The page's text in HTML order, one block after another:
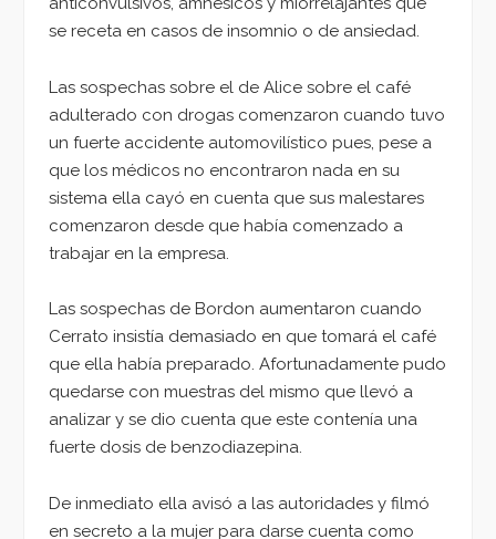
se receta en casos de insomnio o de ansiedad.
Las sospechas sobre el de Alice sobre el café
adulterado con drogas comenzaron cuando tuvo
un fuerte accidente automovilístico pues, pese a
que los médicos no encontraron nada en su
sistema ella cayó en cuenta que sus malestares
comenzaron desde que había comenzado a
trabajar en la empresa.
Las sospechas de Bordon aumentaron cuando
Cerrato insistía demasiado en que tomará el café
que ella había preparado. Afortunadamente pudo
quedarse con muestras del mismo que llevó a
analizar y se dio cuenta que este contenía una
fuerte dosis de benzodiazepina.
De inmediato ella avisó a las autoridades y filmó
en secreto a la mujer para darse cuenta como